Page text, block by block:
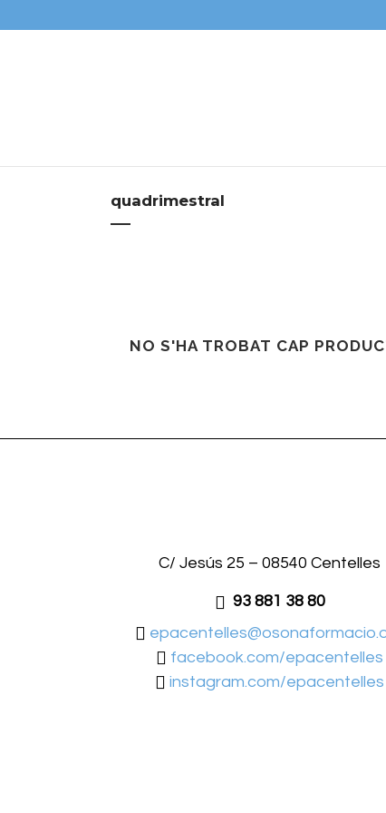
quadrimestral
NO S'HA TROBAT CAP
C/ Jesús 25 – 08540 Centelles
93 881 38 80
facebook.com/epacentelles
instagram.com/epacentelles